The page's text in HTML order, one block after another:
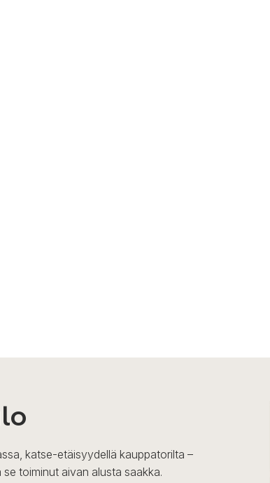
katse-etäisyydellä kauppatorilta –
toiminut aivan alusta saakka.